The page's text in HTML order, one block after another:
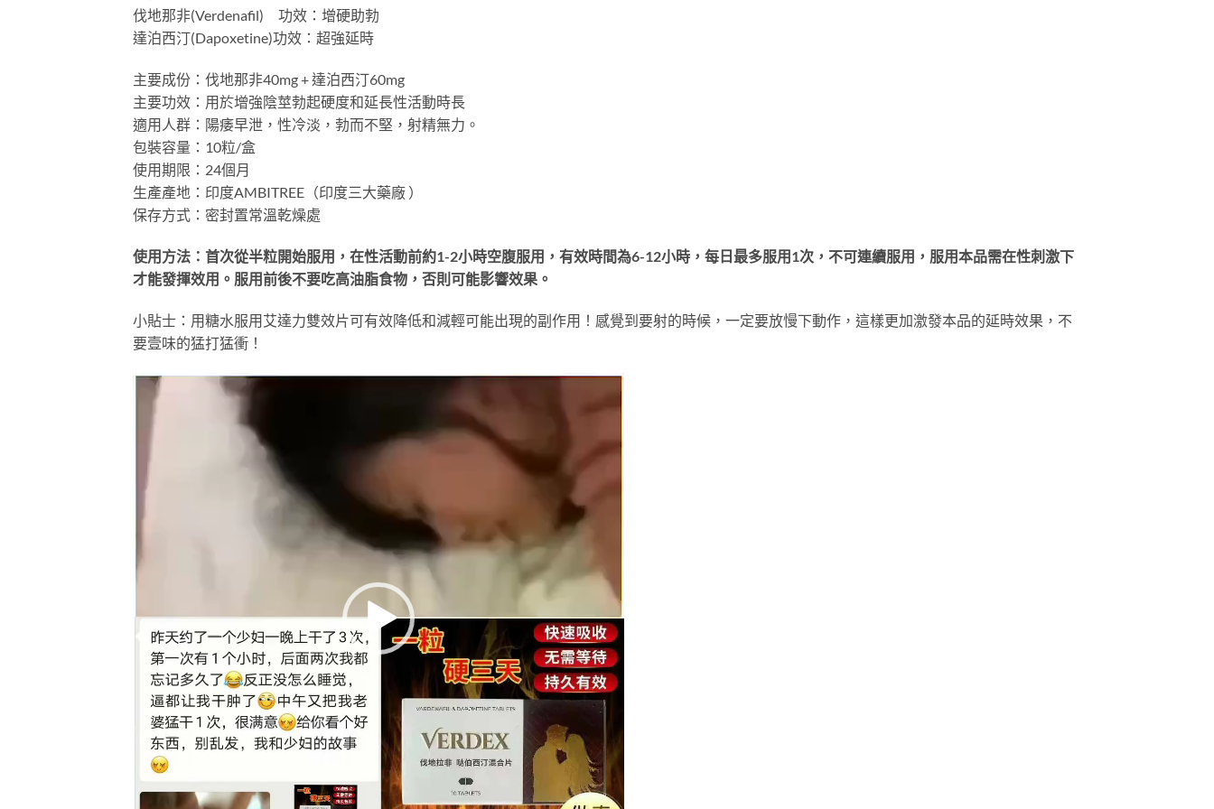
伐地那非(Verdenafil) 功效：增硬助勃
達泊西汀(Dapoxetine)功效：超強延時
主要成份：伐地那非40mg + 達泊西汀60mg
主要功效：用於增強陰莖勃起硬度和延長性活動時長
適用人群：陽痿早泄，性冷淡，勃而不堅，射精無力。
包裝容量：10粒/盒
使用期限：24個月
生產產地：印度AMBITREE（印度三大藥廠 ）
保存方式：密封置常溫乾燥處
使用方法：首次從半粒開始服用，在性活動前約1-2小時空腹服用，有效時間為6-12小時，每日最多服用1次，不可連續服用，服用本品需在性刺激下
才能發揮效用。服用前後不要吃高油脂食物，否則可能影響效果。
小貼士：用糖水服用艾達力雙效片可有效降低和減輕可能出現的副作用！感覺到要射的時候，一定要放慢下動作，這樣更加激發本品的延時效果，不
要壹味的猛打猛衝！
視